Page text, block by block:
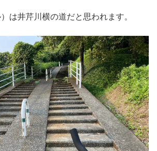
は井芹川横の道だと思われます。